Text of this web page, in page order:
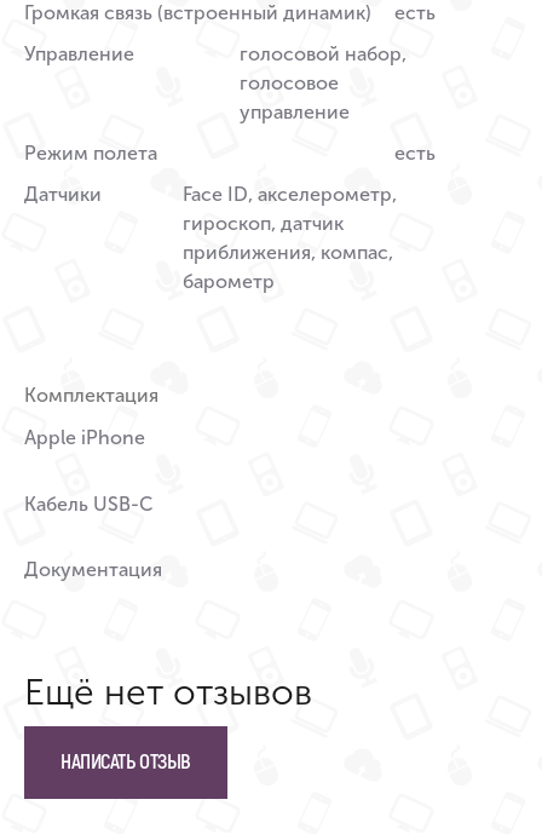
Громкая связь (встроенный динамик)
есть
Управление
голосовой набор,
голосовое
управление
Режим полета
есть
Датчики
Face ID, акселерометр,
гироскоп, датчик
приближения, компас,
барометр
Комплектация
Apple iPhone
Кабель USB-C
Документация
Ещё нет отзывов
НАПИСАТЬ ОТЗЫВ